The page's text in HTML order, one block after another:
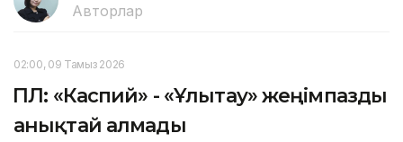
Авторлар
02:00, 09 Тамыз 2026
ҚПЛ: «Каспий» - «Ұлытау» жеңімпазды
анықтай алмады